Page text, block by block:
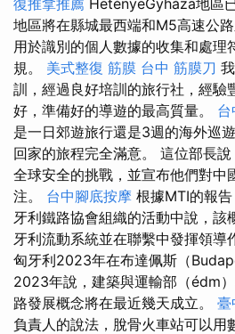
復推拿推薦 HetényeGyháza地區
地區將在縣城最西端和M5高速公
用於識別的個人數據的收集和處理
規。 美式整復 筋膜 台中 筋膜刀
訓，經過良好培訓的旅行社，經驗
好，準備好的導遊的最高質量。
是一日郊遊旅行還是3週的海外巡
回家的旅程完全滿意。 這位部長
全球安全的挑戰，並宣布他們對中
注。 台中腳底按摩 根據MTI的報
牙利鐵路協會組織的活動中說，該
牙利流動系統並在聯繫中發揮領導
匈牙利2023年在布達佩斯（
2023年說，建築與運輸部（édm
路發展概念將在最近幾天成立。 臺
負責人的說法，脫骨火車站可以用